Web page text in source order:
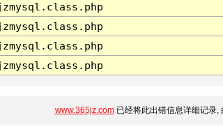
www.365jz.com已经将此出错信息详细记录,